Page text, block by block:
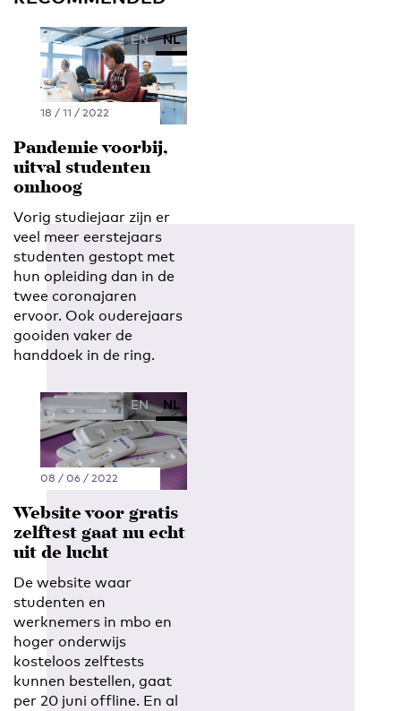
EN NL
18 / 11 / 2022
Pandemie voorbij,
uitval studenten
omhoog
Vorig studiejaar zijn er
veel meer eerstejaars
studenten gestopt met
hun opleiding dan in de
twee coronajaren
ervoor. Ook ouderejaars
gooiden vaker de
handdoek in de ring.
EN NL
08 / 06 / 2022
Website voor gratis
zelftest gaat nu echt
uit de lucht
De website waar
studenten en
werknemers in mbo en
hoger onderwijs
kosteloos zelftests
kunnen bestellen, gaat
per 20 juni offline. En al